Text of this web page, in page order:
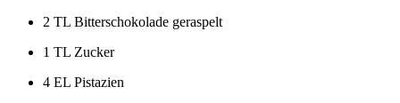
2 TL Bitterschokolade geraspelt
1 TL Zucker
4 EL Pistazien